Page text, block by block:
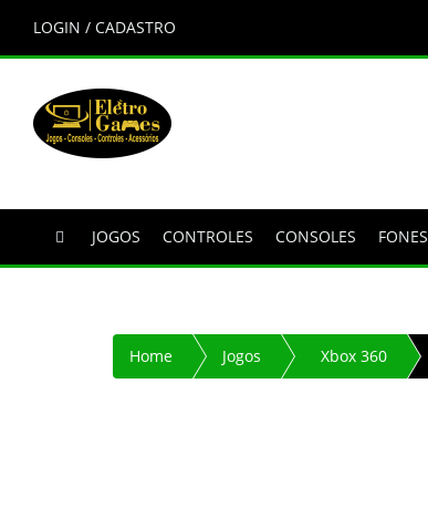
LOGIN / CADASTRO
JOGOS CONTROLES CONSOLES FONES
Home Jogos Xbox 360